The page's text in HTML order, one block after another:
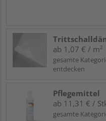
ab 1,07 € / m²
gesamte
entdecken
Pflegemittel
ab 11,31 € /
gesamte